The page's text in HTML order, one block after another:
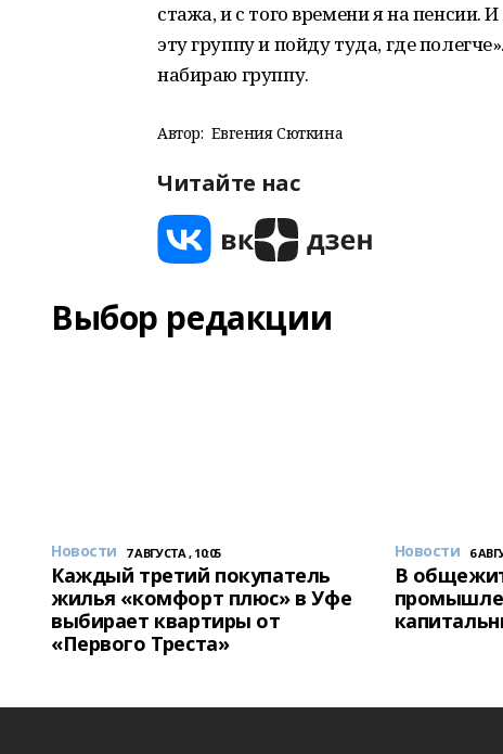
стажа, и с того времени я на пенсии.
эту группу и пойду туда, где
набираю группу.
Автор: Евгения Сюткина
Читайте нас
Выбор редакции
Новости 7 АВГУСТА , 10:05
Каждый третий покупатель
жилья «комфорт плюс» в Уфе
выбирает квартиры от
«Первого Треста»
Новости 6
В